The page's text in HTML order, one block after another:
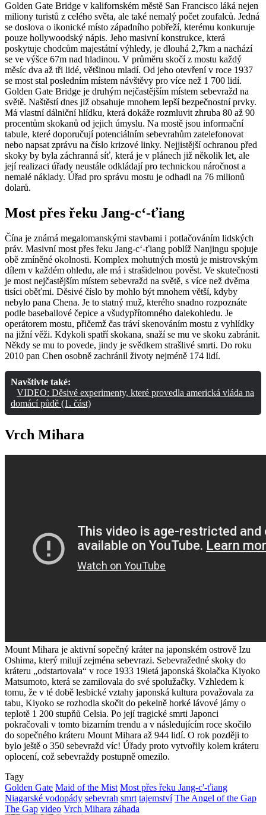
Golden Gate Bridge v kalifornském městě San Francisco láká nejen
miliony turistů z celého světa, ale také nemalý počet zoufalců. Jedná
se doslova o ikonické místo západního pobřeží, kterému konkuruje
pouze hollywoodský nápis. Jeho masivní konstrukce, která
poskytuje chodcům majestátní výhledy, je dlouhá 2,7km a nachází
se ve výšce 67m nad hladinou. V průměru skočí z mostu každý
měsíc dva až tři lidé, většinou mladí. Od jeho otevření v roce 1937
se most stal posledním místem návštěvy pro více než 1 700 lidí.
Golden Gate Bridge je druhým nejčastějším místem sebevražd na
světě. Naštěstí dnes již obsahuje mnohem lepší bezpečnostní prvky.
Má vlastní dálniční hlídku, která dokáže rozmluvit zhruba 80 až 90
procentům skokanů od jejich úmyslu. Na mostě jsou informační
tabule, které doporučují potenciálním sebevrahům zatelefonovat
nebo napsat zprávu na číslo krizové linky. Nejjistější ochranou před
skoky by byla záchranná síť, která je v plánech již několik let, ale
její realizaci úřady neustále odkládají pro technickou náročnost a
nemalé náklady. Úřad pro správu mostu je odhadl na 76 milionů
dolarů.
Most přes řeku Jang-c‘-ťiang
Čína je známá megalomanskými stavbami i potlačováním lidských
práv. Masivní most přes řeku Jang-c‘-ťiang poblíž Nanjingu spojuje
obě zmíněné okolnosti. Komplex mohutných mostů je mistrovským
dílem v každém ohledu, ale má i strašidelnou pověst. Ve skutečnosti
je most nejčastějším místem sebevražd na světě, s více než dvěma
tisíci oběťmi. Děsivé číslo by mohlo být mnohem větší, kdyby
nebylo pana Chena. Je to statný muž, kterého snadno rozpoznáte
podle baseballové čepice a všudypřítomného dalekohledu. Je
operátorem mostu, přičemž čas tráví skenováním mostu z vyhlídky
na jižní věži. Kdykoli spatří skokana, snaží se mu ve skoku zabránit.
Někdy se mu to povede, jindy je svědkem strašlivé smrti. Do roku
2010 pan Chen osobně zachránil životy nejméně 174 lidí.
Navštivte také:
VIDEO: Děsivé experimenty, které provedla americká vláda na
domácí půdě (1. část)
Vrch Mihara
Mount Mihara je aktivní sopečný kráter na japonském ostrově Izu
Oshima, který milují zejména sebevrazi. Sebevražedné skoky do
kráteru „odstartovala“ v roce 1933 19letá japonská školačka Kiyoko
Matsumoto, která se zamilovala do své spolužačky. Vzhledem k
tomu, že v té době lesbické vztahy japonská kultura považovala za
tabu, Kiyoko se rozhodla skočit do pekelně horké lávové jámy o
teplotě 1 200 stupňů Celsia. Po její tragické smrti Japonci
pokračovali v tomto bizarním trendu a v následujícím roce skočilo
do sopečného kráteru Mount Mihara až 944 lidí. O rok později to
bylo ještě o 350 sebevražd víc! Úřady proto vytvořily kolem kráteru
oplocení, což sebevraždy postupně omezilo.
Tagy
Golden Gate Maid of the Mist Most přes řeku Jang-c'-ťiang
Niagarské vodopády sebevrah smrt tajemství The Angel of the Gap
The Gap video Vrch Mihara záhada